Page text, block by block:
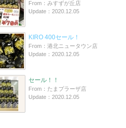
From：みすずが丘店
Update：2020.12.05
KIRO 400セール！
From：港北ニュータウン店
Update：2020.12.05
セール！！
From：たまプラーザ店
Update：2020.12.05